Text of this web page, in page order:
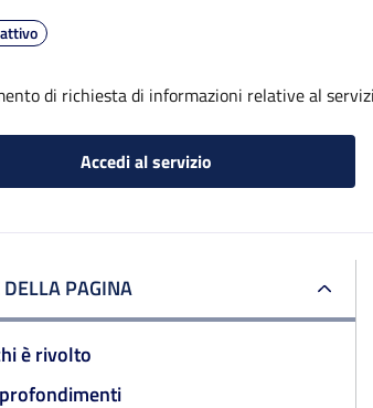
di richiesta di informazioni relative al
Accedi al servizio
PAGINA
è rivolto